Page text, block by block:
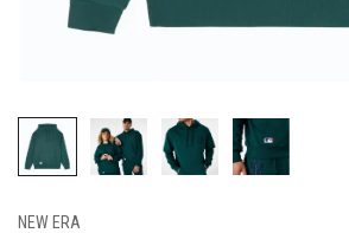
NEW ERA